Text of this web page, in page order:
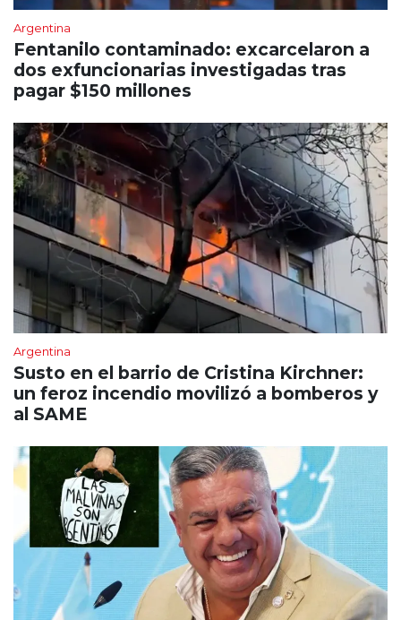
Argentina
Fentanilo contaminado: excarcelaron a
dos exfuncionarias investigadas tras
pagar $150 millones
Argentina
Susto en el barrio de Cristina Kirchner:
un feroz incendio movilizó a bomberos y
al SAME